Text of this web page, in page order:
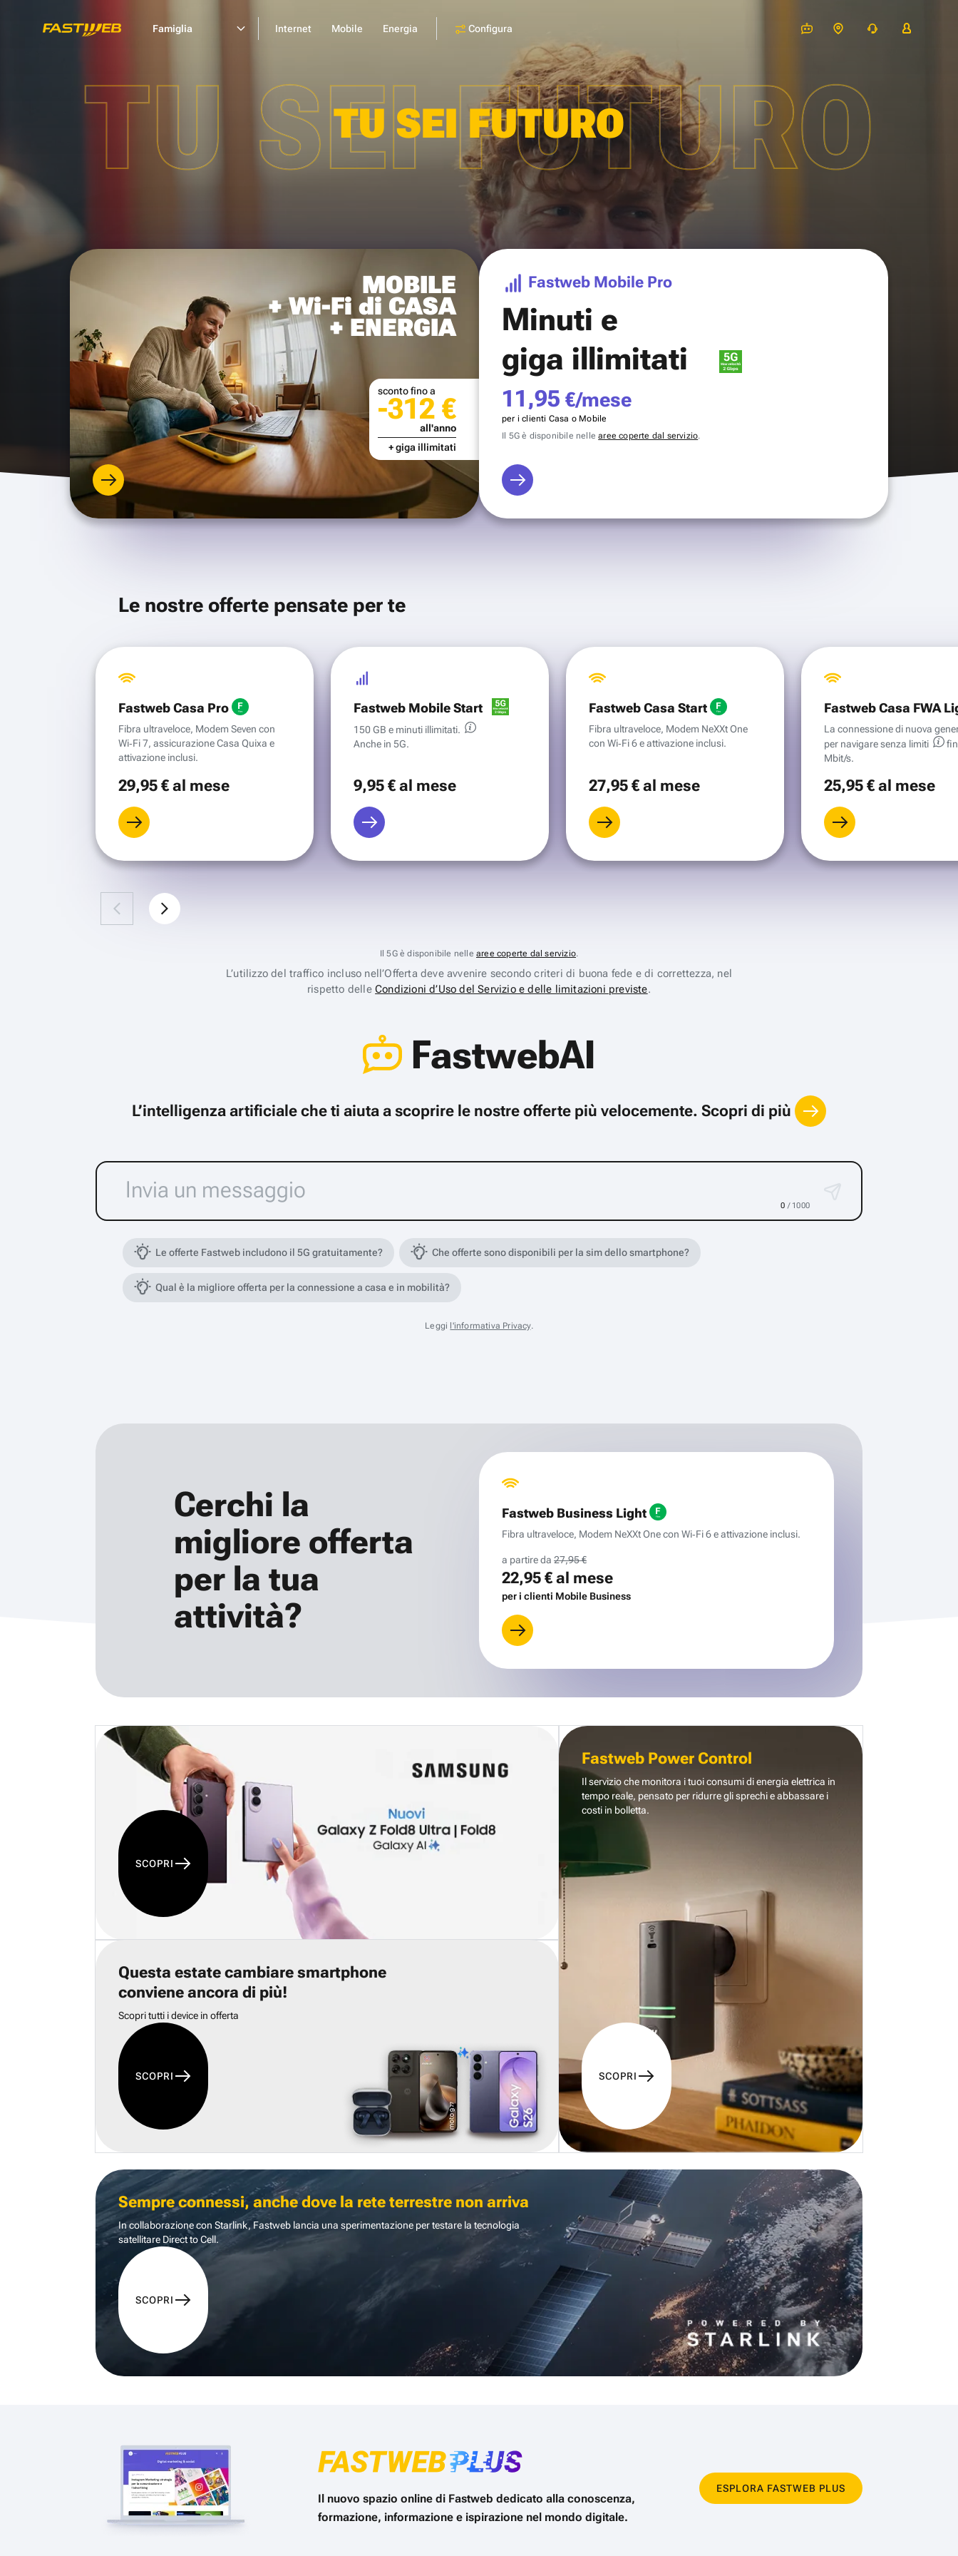
Famiglia Internet Mobile Energia Configura
TU SEI FUTURO
TU SEI FUTURO
MOBILE
+ Wi-Fi di CASA
+ ENERGIA
sconto fino a
-312 €
all'anno
+ giga illimitati
Fastweb Mobile Pro
Minuti e
giga illimitati
11,95 €/mese
per i clienti Casa o Mobile
Il 5G è disponibile nellearee coperte dal servizio.
Le nostre offerte pensate per te
Fastweb Casa Pro
Fibra ultraveloce, Modem Seven con
Wi‑Fi 7, assicurazione Casa Quixa e
attivazione inclusi.
29,95 €al mese
Fastweb Mobile Start
150 GB e minuti illimitati.
Anche in 5G.
9,95 €al mese
Fastweb Casa Start
Fibra ultraveloce, Modem NeXXt One
con Wi‑Fi 6 e attivazione inclusi.
27,95 €al mese
Fastweb Casa FWA
La connessione di nuova
per navigare senza limiti
Mbit/s.
25,95 €al mese
Il 5G è disponibile nelle aree coperte dal servizio.
L’utilizzo del traffico incluso nell’Offerta deve avvenire secondo criteri di buona fede e di correttezza, nel
rispetto delleCondizioni d’Uso del Servizio e delle limitazioni previste.
FastwebAI
L’intelligenza artificiale che ti aiuta a scoprire le nostre offerte più velocemente. Scopri di più
0 / 1000
Le offerte Fastweb includono il 5G gratuitamente? Che offerte sono disponibili per la sim dello smartphone?
Qual è la migliore offerta per la connessione a casa e in mobilità?
Leggi l'informativa Privacy.
Cerchi la
migliore offerta
per la tua
attività?
Fastweb Business Light
Fibra ultraveloce, Modem NeXXt One con Wi‑Fi 6 e attivazione inclusi.
a partire da 27,95 €
22,95 €al mese
per i clienti Mobile Business
SCOPRI
Questa estate cambiare smartphone
conviene ancora di più!
Scopri tutti i device in offerta
SCOPRI
Fastweb Power Control
Il servizio che monitora i tuoi consumi di energia elettrica in
tempo reale, pensato per ridurre gli sprechi e abbassare i
costi in bolletta.
SCOPRI
Sempre connessi, anche dove la rete terrestre non arriva
In collaborazione con Starlink, Fastweb lancia una sperimentazione per testare la tecnologia
satellitare Direct to Cell.
SCOPRI
Il nuovo spazio online di Fastweb dedicato alla conoscenza,
formazione, informazione e ispirazione nel mondo digitale.
ESPLORA FASTWEB PLUS